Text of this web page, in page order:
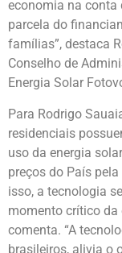
economia na conta
parcela do
famílias”, destaca
Conselho de
Energia Solar
Para Rodrigo
residenciais
uso da energia
preços do País
isso, a tecnologia
momento crítico da
comenta. “A
brasileiros, alivia o